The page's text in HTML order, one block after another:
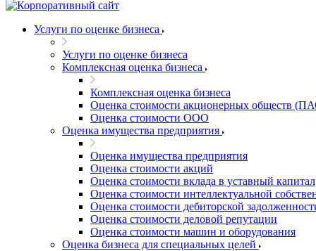
Услуги по оценке бизнеса
Услуги по оценке бизнеса
Комплексная оценка бизнеса
Комплексная оценка бизнеса
Оценка стоимости акционерных обществ
Оценка стоимости ООО
Оценка имущества предприятия
Оценка имущества предприятия
Оценка стоимости акций
Оценка стоимости вклада в уставный капитал
Оценка стоимости интеллектуальной
Оценка стоимости дебиторской
Оценка стоимости деловой репутации
Оценка стоимости машин и оборудования
Оценка бизнеса для специальных целей
Березники
Бийск
Биробиджан
Бирск
Благовещенск
Благодарный
Богородицк
Боготол
Большой Камень
Бор